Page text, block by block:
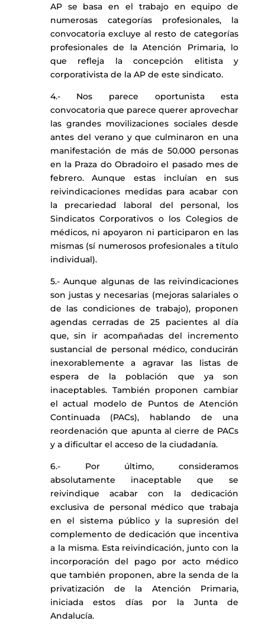
AP se basa en el trabajo en equipo de
numerosas categorías profesionales, la
convocatoria excluye al resto de categorías
profesionales de la Atención Primaria, lo
que refleja la concepción elitista y
corporativista de la AP de este sindicato.
4.- Nos parece oportunista esta
convocatoria que parece querer aprovechar
las grandes movilizaciones sociales desde
antes del verano y que culminaron en una
manifestación de más de 50.000 personas
en la Praza do Obradoiro el pasado mes de
febrero. Aunque estas incluían en sus
reivindicaciones medidas para acabar con
la precariedad laboral del personal, los
Sindicatos Corporativos o los Colegios de
médicos, ni apoyaron ni participaron en las
mismas (sí numerosos profesionales a título
individual).
5.- Aunque algunas de las reivindicaciones
son justas y necesarias (mejoras salariales o
de las condiciones de trabajo), proponen
agendas cerradas de 25 pacientes al día
que, sin ir acompañadas del incremento
sustancial de personal médico, conducirán
inexorablemente a agravar las listas de
espera de la población que ya son
inaceptables. También proponen cambiar
el actual modelo de Puntos de Atención
Continuada (PACs), hablando de una
reordenación que apunta al cierre de PACs
y a dificultar el acceso de la ciudadanía.
6.- Por último, consideramos
absolutamente inaceptable que se
reivindique acabar con la dedicación
exclusiva de personal médico que trabaja
en el sistema público y la supresión del
complemento de dedicación que incentiva
a la misma. Esta reivindicación, junto con la
incorporación del pago por acto médico
que también proponen, abre la senda de la
privatización de la Atención Primaria,
iniciada estos días por la Junta de
Andalucía.